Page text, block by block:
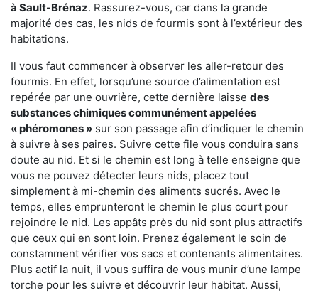
à Sault-Brénaz. Rassurez-vous, car dans la grande
majorité des cas, les nids de fourmis sont à l’extérieur des
habitations.
Il vous faut commencer à observer les aller-retour des
fourmis. En effet, lorsqu’une source d’alimentation est
repérée par une ouvrière, cette dernière laisse des
substances chimiques communément appelées
« phéromones » sur son passage afin d’indiquer le chemin
à suivre à ses paires. Suivre cette file vous conduira sans
doute au nid. Et si le chemin est long à telle enseigne que
vous ne pouvez détecter leurs nids, placez tout
simplement à mi-chemin des aliments sucrés. Avec le
temps, elles emprunteront le chemin le plus court pour
rejoindre le nid. Les appâts près du nid sont plus attractifs
que ceux qui en sont loin. Prenez également le soin de
constamment vérifier vos sacs et contenants alimentaires.
Plus actif la nuit, il vous suffira de vous munir d’une lampe
torche pour les suivre et découvrir leur habitat. Aussi,